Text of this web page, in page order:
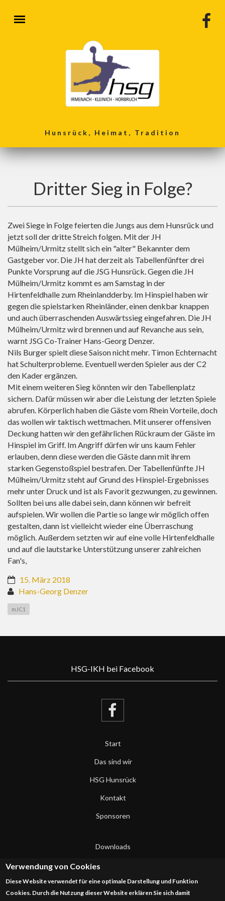
Hunsrück, Heimat, Tradition
Dritter Sieg in Folge?
Zwei Siege in Folge feierten die Jungs aus dem Hunsrück und
jetzt soll der dritte Streich folgen. Mit der JH
Mülheim/Urmitz stellt sich ein "alter" Bekannter dem
Gastgeber vor. Die JH hat derzeit als Tabellenfünfter drei
Punkte Vorsprung auf die JSG Hunsrück. Gegen die JH
Mülheim/Urmitz kommt es am Samstag in der
Hirtenfeldhalle zum Rheinlandderby. Im Hinspiel haben wir
gegen die spielstarken Rheinländer, einen denkbar knappen
und auch überraschenden Auswärtssieg eingefahren. Die JH
Mülheim/Urmitz wird brennen und auf Revanche aus sein,
warnt JSG Co-Trainer Hans-Georg Denzer.
Nils Burger spielt diese Saison nicht mehr. Timon Echternacht
hat Schulterprobleme. Eventuell werden Spieler aus der C2
den Kader ergänzen.
Mit einem weiteren Sieg könnten wir den Tabellenplatz
sichern. Dafür müssen wir aber die Leistung der letzten Spiele
abrufen. Körperlich haben die Gäste vom Rhein Vorteile, doch
das wollen wir taktisch wettmachen. Mit unserer offensiven
Deckung hatten wir den gefährlichen Rückraum der Gäste im
Hinspiel im Griff. Im Angriff dürfen wir uns kaum Fehler
erlauben, denn diese werden die Gäste dann mit ihrem
starken Gegenstoßspiel bestrafen. Der Tabellenfünfte JH
Mülheim/Urmitz steht auf Grund des Hinspiel-Ergebnisses
mehr unter Druck und ist als Favorit gezwungen, zu gewinnen.
Sollten bei uns alle dabei sein, dann können wir befreit
aufspielen. Wir wollen die Partie so lange wir möglich offen
gestalten, dann ist vielleicht wieder eine Überraschung
möglich. Außerdem setzten wir auf eine volle Hirtenfeldhalle
und auf die lautstarke Unterstützung unserer zahlreichen
Fan's,
15. März 2018
Hans-Georg Denzer
mJC1
HSG-IKH bei Facebook
Start
Das sind wir
HSG Hunsrück
Kontakt
Sponsoren
Downloads
Datenschutzerklärung
Impressum
Verwendung von Cookies
Diese Website verwendet für eine optimale Darstellung und Funktion
Cookies. Durch die Nutzung dieser Website erklären Sie sich damit